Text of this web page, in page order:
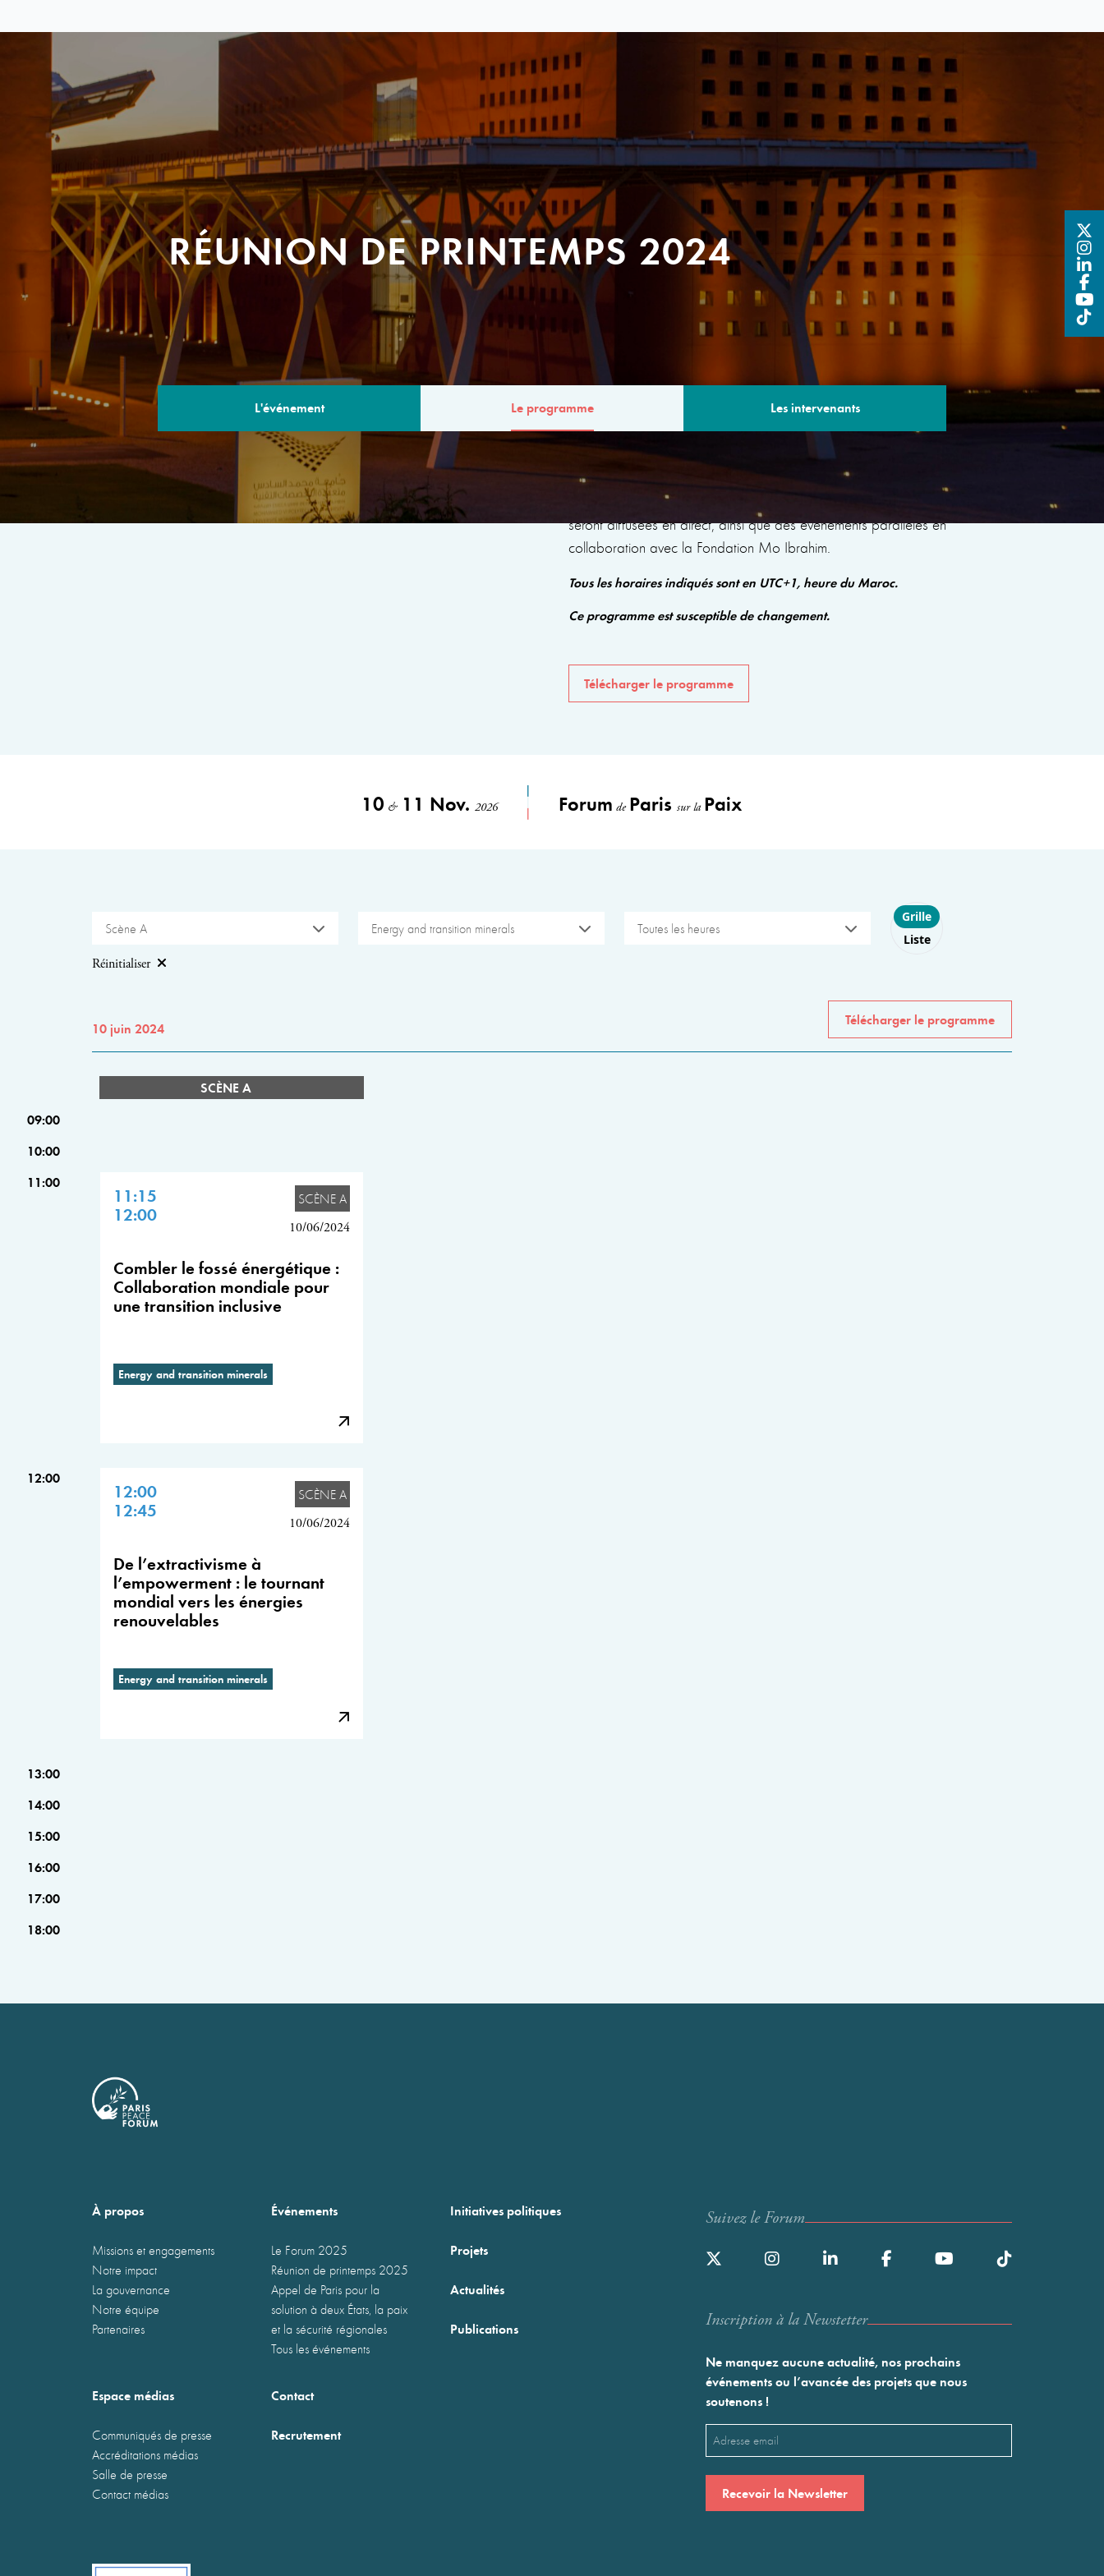
RÉUNION DE PRINTEMPS 2024
L'événement Le programme Les intervenants
LE PROGRAMME
Le programme comprendra des sessions avec des experts renommés qui
seront diffusées en direct, ainsi que des événements parallèles en
collaboration avec la Fondation Mo Ibrahim.
Tous les horaires indiqués sont en UTC+1, heure du Maroc.
Ce programme est susceptible de changement.
Télécharger le programme
10 &11 Nov. 2026 Forum de Paris sur la Paix
Scène A Energy and transition minerals Toutes les heures
Choose layout
Grille
Liste
Réinitialiser
10 juin 2024
Télécharger le programme
SCÈNE A
09:00
10:00
11:00
11:15
12:00
SCÈNE A
10/06/2024
Combler le fossé énergétique :
Collaboration mondiale pour
une transition inclusive
Energy and transition minerals
12:00
12:00
12:45
SCÈNE A
10/06/2024
De l’extractivisme à
l’empowerment : le tournant
mondial vers les énergies
renouvelables
Energy and transition minerals
13:00
14:00
15:00
16:00
17:00
18:00
À propos
Missions et engagements
Notre impact
La gouvernance
Notre équipe
Partenaires
Événements
Le Forum 2025
Réunion de printemps 2025
Appel de Paris pour la
solution à deux États, la paix
et la sécurité régionales
Tous les événements
Initiatives politiques
Projets
Actualités
Publications
Espace médias
Communiqués de presse
Accréditations médias
Salle de presse
Contact médias
Contact
Recrutement
Suivez le Forum
Inscription à la Newstetter
Ne manquez aucune actualité, nos prochains
événements ou l’avancée des projets que nous
soutenons !
Email
(Nécessaire)